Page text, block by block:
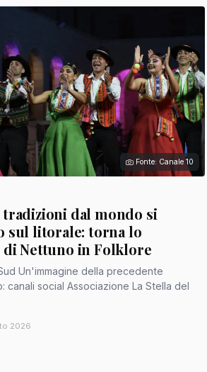
Fonte: Canale 10
tradizioni dal mondo si
sul litorale: torna lo
di Nettuno in Folklore
canali social Associazione La Stella del
2026